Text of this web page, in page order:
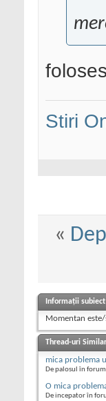
Stiri
«
Informații subiect
Momentan
Thread-uri
mica problema
De palosul în
O mica
De incepator în